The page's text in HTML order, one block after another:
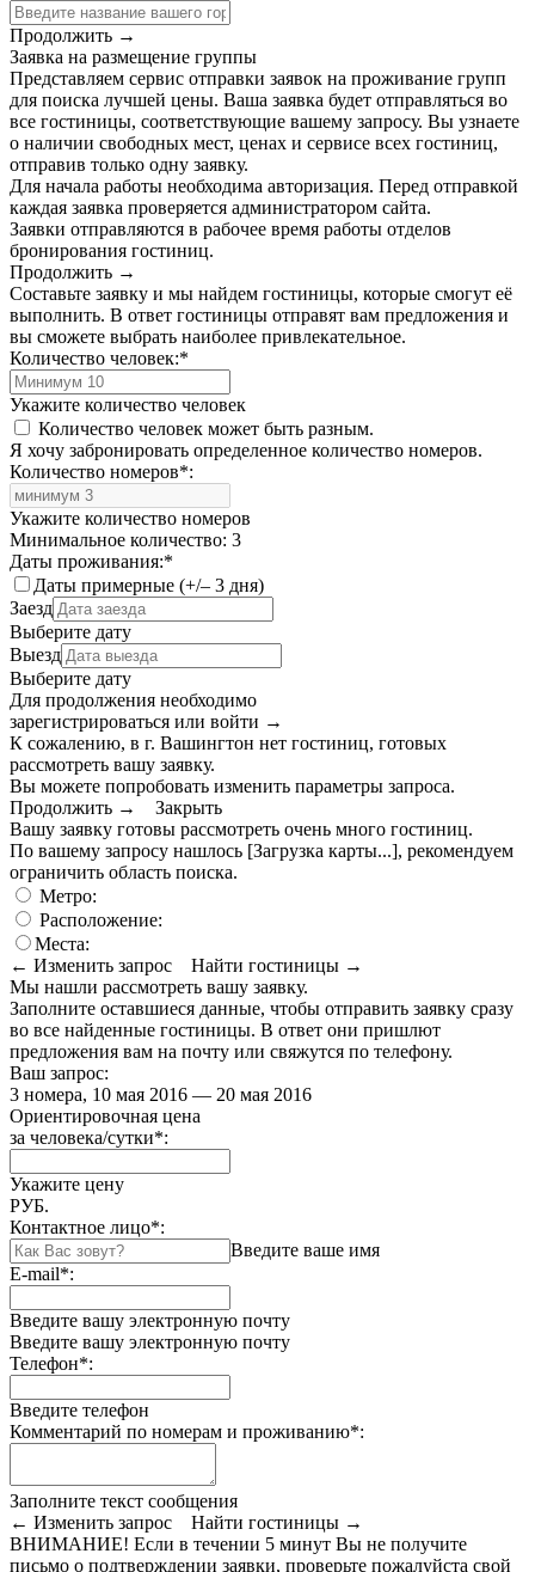
Продолжить →
Заявка на размещение группы
Представляем сервис отправки заявок на проживание групп
для поиска лучшей цены. Ваша заявка будет отправляться во
все гостиницы, соответствующие вашему запросу. Вы узнаете
о наличии свободных мест, ценах и сервисе всех гостиниц,
отправив только одну заявку.
Для начала работы необходима авторизация. Перед отправкой
каждая заявка проверяется администратором сайта.
Заявки отправляются в рабочее время работы отделов
бронирования гостиниц.
Продолжить →
Составьте заявку и мы найдем гостиницы, которые смогут её
выполнить. В ответ гостиницы отправят вам предложения и
вы сможете выбрать наиболее привлекательное.
Количество человек:*
Укажите количество человек
Количество человек может быть разным.
Я хочу забронировать определенное количество номеров.
Количество номеров*:
Укажите количество номеров
Минимальное количество: 3
Даты проживания:*
Даты примерные (+/– 3 дня)
Заезд
Выберите дату
Выезд
Выберите дату
Для продолжения необходимо
зарегистрироваться или войти →
К сожалению, в г. Вашингтон нет гостиниц, готовых
рассмотреть вашу заявку.
Вы можете попробовать изменить параметры запроса.
Продолжить →
Закрыть
Вашу заявку готовы рассмотреть очень много гостиниц.
По вашему запросу нашлось [Загрузка карты...], рекомендуем
ограничить область поиска.
Метро:
Расположение:
Места:
← Изменить запрос
Найти гостиницы →
Мы нашли рассмотреть вашу заявку.
Заполните оставшиеся данные, чтобы отправить заявку сразу
во все найденные гостиницы. В ответ они пришлют
предложения вам на почту или свяжутся по телефону.
Ваш запрос:
3 номера, 10 мая 2016 — 20 мая 2016
Ориентировочная цена
за человека/сутки*:
Укажите цену
РУБ.
Контактное лицо*:
Введите ваше имя
E-mail*:
Введите вашу электронную почту
Введите вашу электронную почту
Телефон*:
Введите телефон
Комментарий по номерам и проживанию*:
Заполните текст сообщения
← Изменить запрос
Найти гостиницы →
ВНИМАНИЕ! Если в течении 5 минут Вы не получите
письмо о подтверждении заявки, проверьте пожалуйста свой